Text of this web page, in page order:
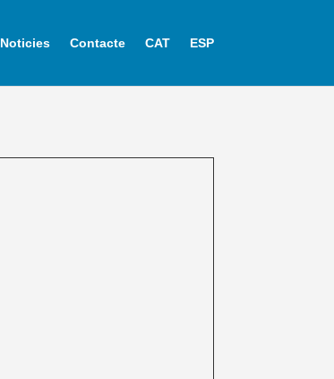
Noticies Contacte CAT ESP